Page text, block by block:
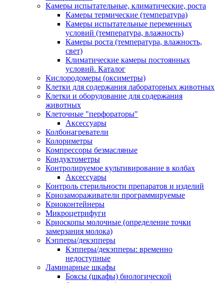
Камеры испытательные, климатические, роста
Камеры термические (температура)
Камеры испытательные переменных
условий (температура, влажность)
Камеры роста (температура, влажность,
свет)
Климатические камеры постоянных
условий. Каталог
Кислородомеры (оксиметры)
Клетки для содержания лабораторных животных
Клетки и оборудование для содержания
животных
Клеточные "перфораторы"
Аксессуары
Колбонагреватели
Колориметры
Компрессоры безмасляные
Кондуктометры
Контролируемое культивирование в колбах
Аксессуары
Контроль стерильности препаратов и изделий
Криозамораживатели программируемые
Криоконтейнеры
Микроцетрифуги
Криоскопы молочные (определение точки
замерзания молока)
Кэпперы/декэпперы
Кэпперы/декэпперы: временно
недоступные
Ламинарные шкафы
Боксы (шкафы) биологической